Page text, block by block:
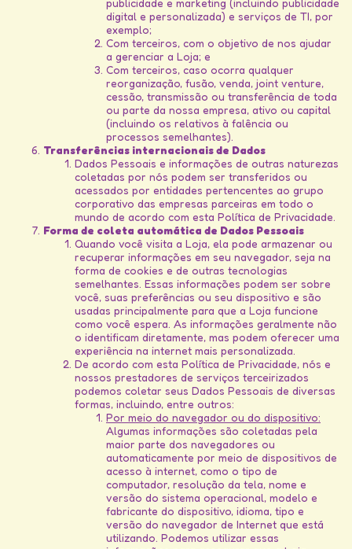
publicidade e marketing (incluindo publicidade
digital e personalizada) e serviços de TI, por
exemplo;
Com terceiros, com o objetivo de nos ajudar
a gerenciar a Loja; e
Com terceiros, caso ocorra qualquer
reorganização, fusão, venda, joint venture,
cessão, transmissão ou transferência de toda
ou parte da nossa empresa, ativo ou capital
(incluindo os relativos à falência ou
processos semelhantes).
Transferências internacionais de Dados
Dados Pessoais e informações de outras naturezas
coletadas por nós podem ser transferidos ou
acessados por entidades pertencentes ao grupo
corporativo das empresas parceiras em todo o
mundo de acordo com esta Política de Privacidade.
Forma de coleta automática de Dados Pessoais
Quando você visita a Loja, ela pode armazenar ou
recuperar informações em seu navegador, seja na
forma de cookies e de outras tecnologias
semelhantes. Essas informações podem ser sobre
você, suas preferências ou seu dispositivo e são
usadas principalmente para que a Loja funcione
como você espera. As informações geralmente não
o identificam diretamente, mas podem oferecer uma
experiência na internet mais personalizada.
De acordo com esta Política de Privacidade, nós e
nossos prestadores de serviços terceirizados
podemos coletar seus Dados Pessoais de diversas
formas, incluindo, entre outros:
Por meio do navegador ou do dispositivo:
Algumas informações são coletadas pela
maior parte dos navegadores ou
automaticamente por meio de dispositivos de
acesso à internet, como o tipo de
computador, resolução da tela, nome e
versão do sistema operacional, modelo e
fabricante do dispositivo, idioma, tipo e
versão do navegador de Internet que está
utilizando. Podemos utilizar essas